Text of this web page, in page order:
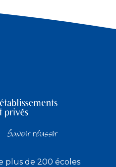
plus de 200 écoles